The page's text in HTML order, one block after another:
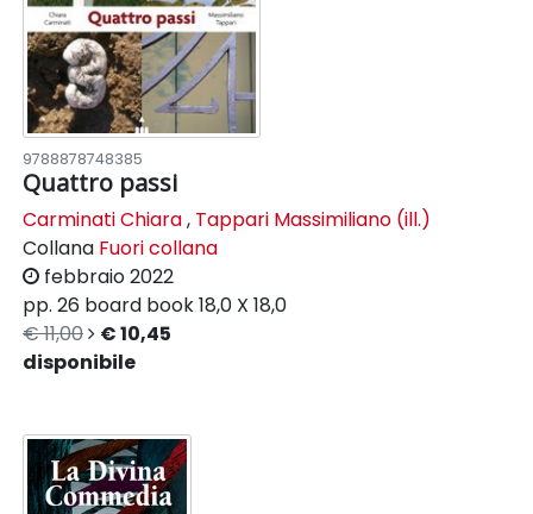
9788878748385
Quattro passi
Carminati Chiara, Tappari Massimiliano (ill.)
Collana Fuori collana
febbraio 2022
pp. 26 board book18,0 X 18,0
€ 11,00
€ 10,45
disponibile